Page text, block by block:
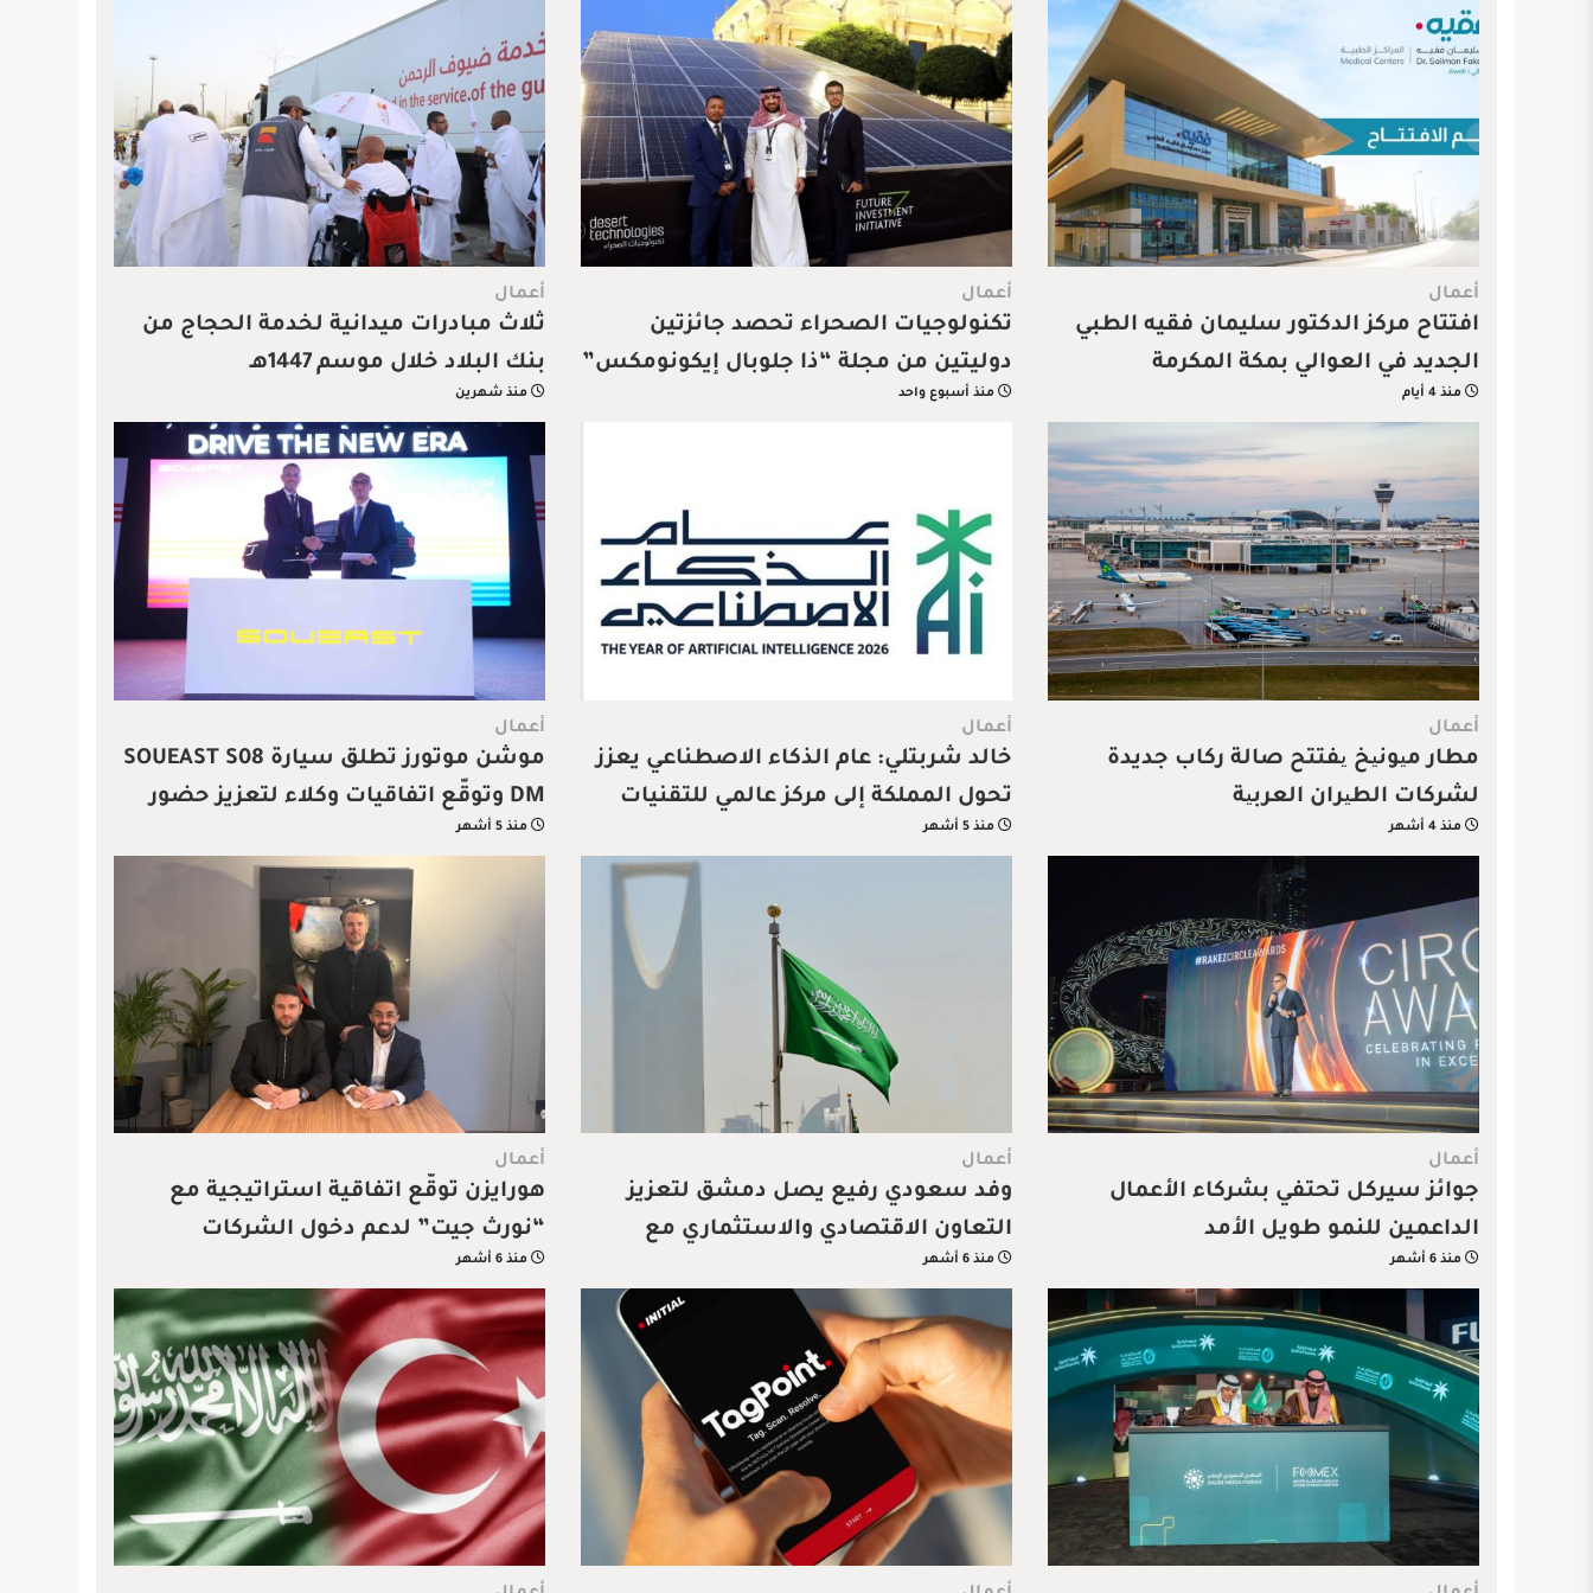
أعمال
افتتاح مركز الدكتور سليمان فقيه الطبي
الجديد في العوالي بمكة المكرمة
منذ 4 أيام
أعمال
تكنولوجيات الصحراء تحصد جائزتين
دوليتين من مجلة “ذا جلوبال إيكونومكس”
منذ أسبوع واحد
أعمال
ثلاث مبادرات ميدانية لخدمة الحجاج من
بنك البلاد خلال موسم 1447هـ
منذ شهرين
أعمال
مطار میونیخ یفتتح صالة ركاب جديدة
لشركات الطیران العربیة
منذ 4 أشهر
أعمال
خالد شربتلي: عام الذكاء الاصطناعي يعزز
تحول المملكة إلى مركز عالمي للتقنيات
المتقدمة
منذ 5 أشهر
أعمال
موشن موتورز تطلق سيارة SOUEAST S08
DM وتوقّع اتفاقيات وكلاء لتعزيز حضور
العلامة الصينية بالمملكة
منذ 5 أشهر
أعمال
جوائز سيركل تحتفي بشركاء الأعمال
الداعمين للنمو طويل الأمد
منذ 6 أشهر
أعمال
وفد سعودي رفيع يصل دمشق لتعزيز
التعاون الاقتصادي والاستثماري مع
سوريا
منذ 6 أشهر
أعمال
هورايزن توقّع اتفاقية استراتيجية مع
“نورث جيت” لدعم دخول الشركات
السويدية إلى السوق السعودي
منذ 6 أشهر